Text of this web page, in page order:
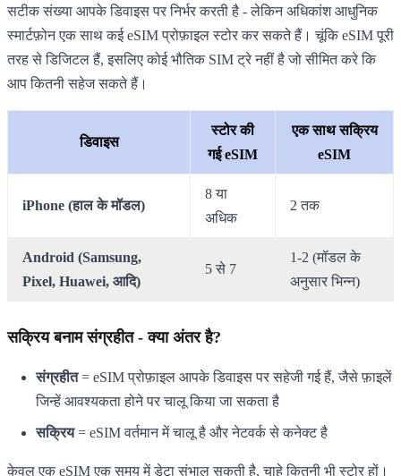
सटीक संख्या आपके डिवाइस पर निर्भर करती है - लेकिन अधिकांश आधुनिक
स्मार्टफ़ोन एक साथ कई eSIM प्रोफ़ाइल स्टोर कर सकते हैं। चूंकि eSIM पूरी
तरह से डिजिटल हैं, इसलिए कोई भौतिक SIM ट्रे नहीं है जो सीमित करे कि
आप कितनी सहेज सकते हैं।
डिवाइस
स्टोर की
गई eSIM
एक साथ सक्रिय
eSIM
iPhone (हाल के मॉडल)
8 या
अधिक
2 तक
Android (Samsung,
Pixel, Huawei, आदि)
5 से 7
1-2 (मॉडल के
अनुसार भिन्न)
सक्रिय बनाम संग्रहीत - क्या अंतर है?
संग्रहीत= eSIM प्रोफ़ाइल आपके डिवाइस पर सहेजी गई हैं, जैसे फ़ाइलें
जिन्हें आवश्यकता होने पर चालू किया जा सकता है
सक्रिय= eSIM वर्तमान में चालू है और नेटवर्क से कनेक्ट है
केवल एक eSIM एक समय में डेटा संभाल सकती है, चाहे कितनी भी स्टोर हों।